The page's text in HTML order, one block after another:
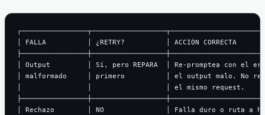
│ FALLA          │ ¿RETRY?          │ ACCIÓN CORRECTA
│ Output         │ Sí, pero REPARA  │ Re-promptea con el
│ malformado     │ primero          │ el output malo. No
│                │                  │ el mismo request.
│ Rechazo        │ NO               │ Falla duro o ruta a